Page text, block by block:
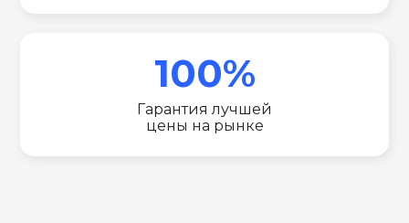
100%
Гарантия лучшей
цены на рынке